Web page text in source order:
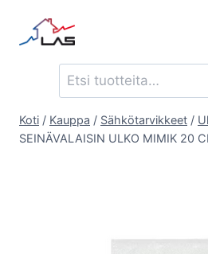
sisältöön
Etsi:
Koti / Kauppa / Sähkötarvikkeet /
SEINÄVALAISIN ULKO MIMIK 20